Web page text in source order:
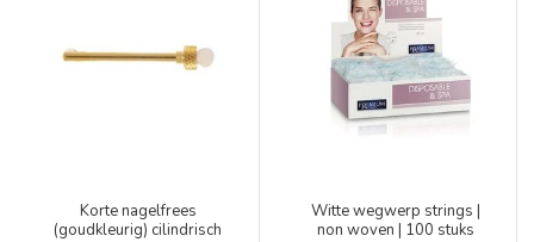
Korte nagelfrees
(goudkleurig) cilindrisch
Witte wegwerp strings |
non woven | 100 stuks